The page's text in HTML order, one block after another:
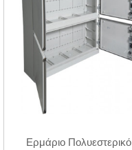
Ερμάριο Πολυεστερικό